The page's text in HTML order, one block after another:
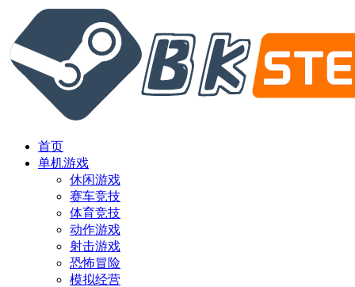
首页
单机游戏
休闲游戏
赛车竞技
体育竞技
动作游戏
射击游戏
恐怖冒险
模拟经营